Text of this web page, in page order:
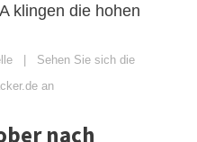
klingen die hohen
| Sehen Sie sich die
an
nach